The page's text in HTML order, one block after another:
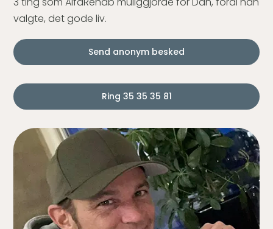
valgte, det gode liv.
Send anonym besked
Ring 35 35 35 81